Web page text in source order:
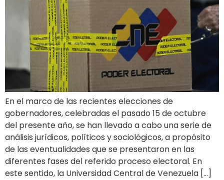
En el marco de las recientes elecciones de
gobernadores, celebradas el pasado 15 de octubre
del presente año, se han llevado a cabo una serie de
análisis jurídicos, políticos y sociológicos, a propósito
de las eventualidades que se presentaron en las
diferentes fases del referido proceso electoral. En
este sentido, la Universidad Central de Venezuela […]